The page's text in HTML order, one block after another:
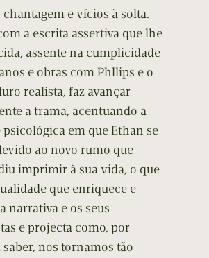
e vícios à solta.
a escrita assertiva que lhe
assente na cumplicidade
e obras com Phllips e o
realista, faz avançar
a trama, acentuando a
em que Ethan se
ao novo rumo que
imprimir à sua vida, o que
que enriquece e
narrativa e os seus
e projecta como, por
saber, nos tornamos tão